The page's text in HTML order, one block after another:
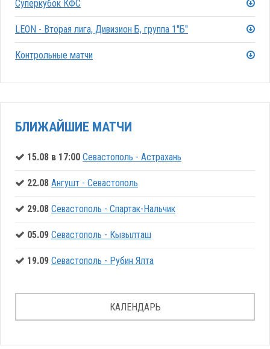
Суперкубок КФС
LEON - Вторая лига, Дивизион Б, группа 1"Б"
Контрольные матчи
БЛИЖАЙШИЕ МАТЧИ
15.08 в 17:00 Севастополь - Астрахань
22.08 Ангушт - Севастополь
29.08 Севастополь - Спартак-Нальчик
05.09 Севастополь - Кызылташ
19.09 Севастополь - Рубин Ялта
КАЛЕНДАРЬ